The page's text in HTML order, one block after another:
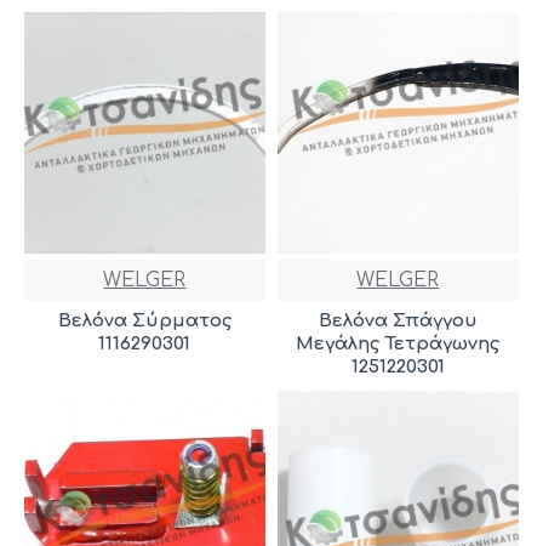
WELGER
Βελόνα Σύρματος
1116290301
WELGER
Βελόνα Σπάγγου
Μεγάλης Τετράγωνης
1251220301